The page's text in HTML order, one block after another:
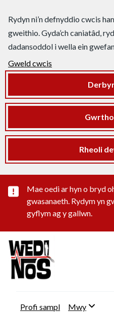
Rydyn ni’n defnyddio cwcis
gweithio. Gyda’ch caniatâd,
dadansoddol i wella ein
Gweld cwcis
Rheoli
Rhybudd
Mae oedi ar hyn o bryd
gwasanaeth. Rydym yn
gyflym ag y gallwn.
Profi sampl Mwy